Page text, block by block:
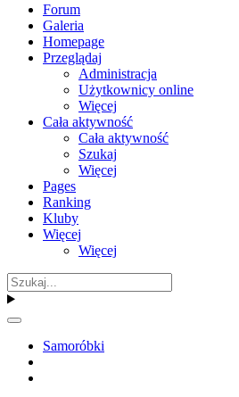
Forum
Galeria
Homepage
Przeglądaj
Administracja
Użytkownicy online
Więcej
Cała aktywność
Cała aktywność
Szukaj
Więcej
Pages
Ranking
Kluby
Więcej
Więcej
Samoróbki